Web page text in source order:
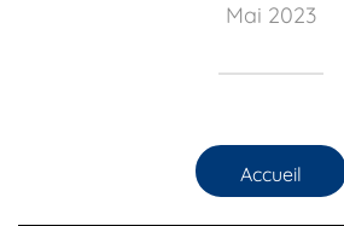
Mai 2023
Accueil